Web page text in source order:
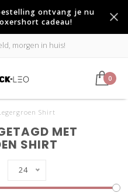
ontvang je nu
cadeau!
morgen in huis!
0
Shirt
MET
SHIRT
24